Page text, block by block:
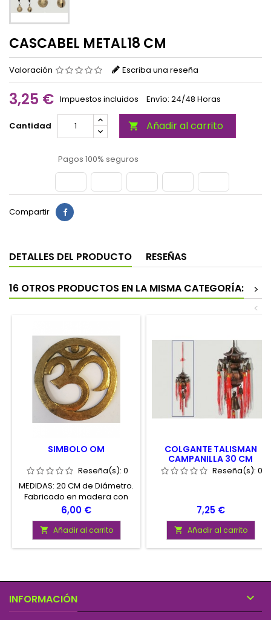
CASCABEL METAL18 CM
Valoración Escriba una reseña
3,25 € Impuestos incluidos Envío: 24/48 Horas
Cantidad  Añadir al carrito
Pagos 100% seguros
Compartir
DETALLES DEL PRODUCTO RESEÑAS
16 OTROS PRODUCTOS EN LA MISMA CATEGORÍA:
>
<
SIMBOLO OM
Reseña(s): 0
MEDIDAS: 20 CM de Diámetro.
Fabricado en madera con
una muy buena imitacion a
metal. Colores variados
Precio
6,00 €
 Añadir al carrito
COLGANTE TALISMAN
CAMPANILLA 30 CM
Reseña(s): 0
Precio
7,25 €
 Añadir al carrito
INFORMACIÓN 